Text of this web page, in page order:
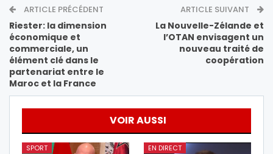
ARTICLE PRÉCÉDENT
Riester: la dimension
économique et
commerciale, un
élément clé dans le
partenariat entre le
Maroc et la France
ARTICLE SUIVANT
La Nouvelle-Zélande et
l’OTAN envisagent un
nouveau traité de
coopération
VOIR AUSSI
SPORT EN DIRECT